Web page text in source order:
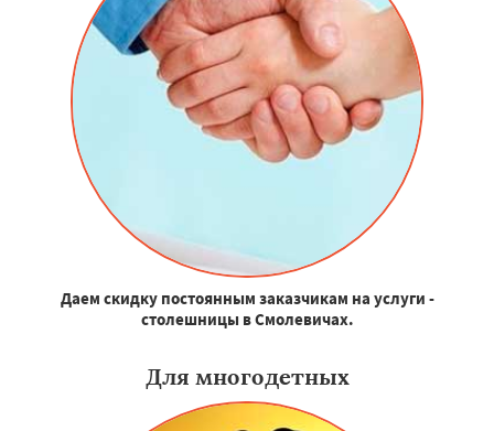
Даем скидку постоянным заказчикам на услуги -
столешницы в Смолевичах.
Для многодетных